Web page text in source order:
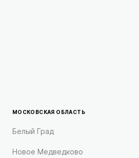
МОСКОВСКАЯ ОБЛАСТЬ
Белый Град
Новое Медведково